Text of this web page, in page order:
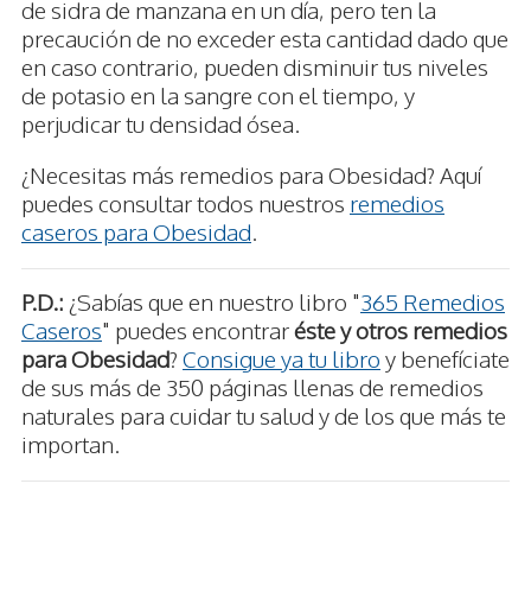
de sidra de manzana en un día, pero ten la
precaución de no exceder esta cantidad dado que
en caso contrario, pueden disminuir tus niveles
de potasio en la sangre con el tiempo, y
perjudicar tu densidad ósea.
¿Necesitas más remedios para Obesidad? Aquí
puedes consultar todos nuestros remedios
caseros para Obesidad.
P.D.: ¿Sabías que en nuestro libro "365 Remedios
Caseros" puedes encontraréste y otros remedios
para Obesidad? Consigue ya tu libro y benefíciate
de sus más de 350 páginas llenas de remedios
naturales para cuidar tu salud y de los que más te
importan.